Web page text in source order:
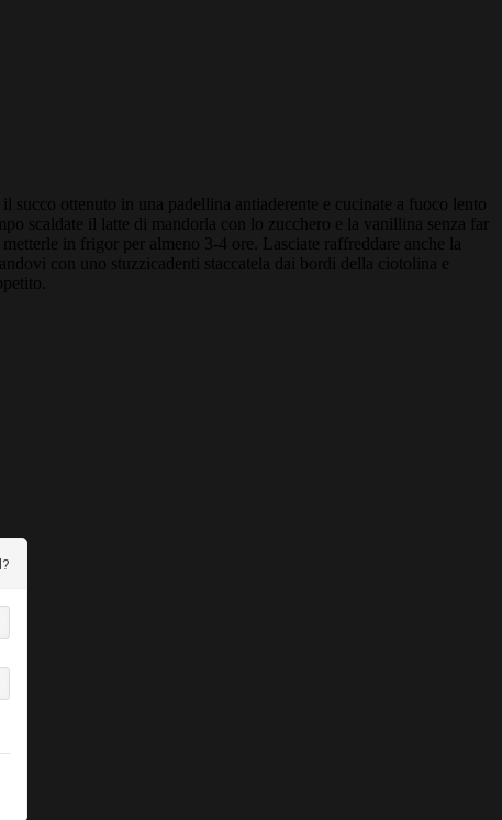
succo ottenuto in una padellina antiaderente e cucinate a fuoco lento
scaldate il latte di mandorla con lo zucchero e la vanillina senza far
in frigor per almeno 3-4 ore. Lasciate raffreddare anche la
con uno stuzzicadenti staccatela dai bordi della ciotolina e